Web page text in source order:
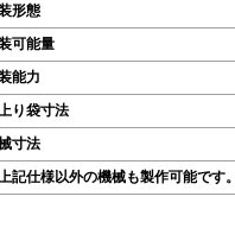
形態
可能量
能力
り袋寸法
寸法
記仕様以外の機械も製作可能です